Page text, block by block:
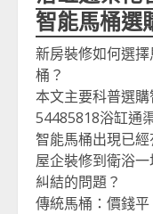
智能馬桶選
新房裝修如何選擇
桶 ？
本文主要科普選
54485818浴缸通
智能馬桶出現已
屋企裝修到衛浴
糾結的問題？
傳統馬桶：價錢平